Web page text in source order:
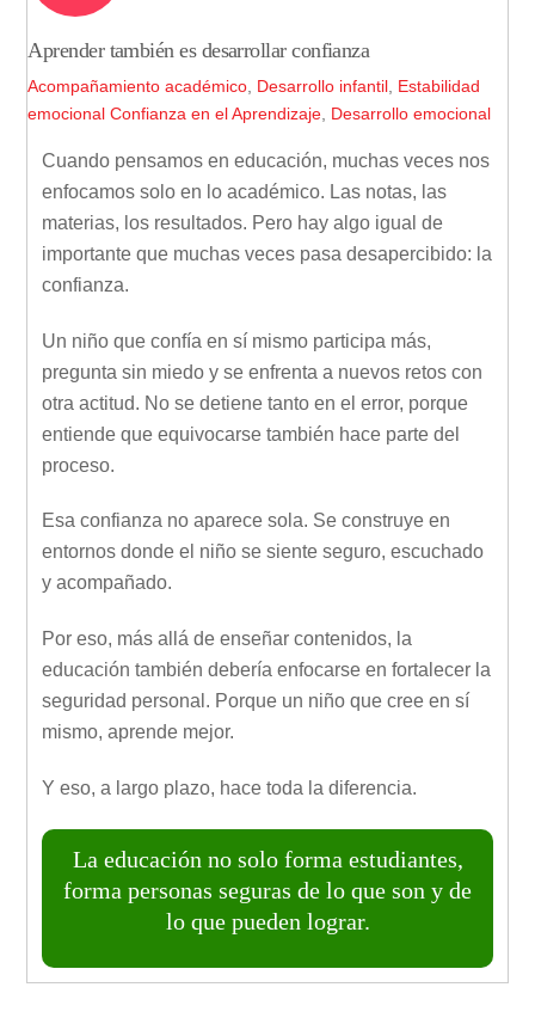
Aprender también es desarrollar confianza
Acompañamiento académico, Desarrollo infantil, Estabilidad
emocional Confianza en el Aprendizaje, Desarrollo emocional
Cuando pensamos en educación, muchas veces nos
enfocamos solo en lo académico. Las notas, las
materias, los resultados. Pero hay algo igual de
importante que muchas veces pasa desapercibido: la
confianza.
Un niño que confía en sí mismo participa más,
pregunta sin miedo y se enfrenta a nuevos retos con
otra actitud. No se detiene tanto en el error, porque
entiende que equivocarse también hace parte del
proceso.
Esa confianza no aparece sola. Se construye en
entornos donde el niño se siente seguro, escuchado
y acompañado.
Por eso, más allá de enseñar contenidos, la
educación también debería enfocarse en fortalecer la
seguridad personal. Porque un niño que cree en sí
mismo, aprende mejor.
Y eso, a largo plazo, hace toda la diferencia.
La educación no solo forma estudiantes,
forma personas seguras de lo que son y de
lo que pueden lograr.